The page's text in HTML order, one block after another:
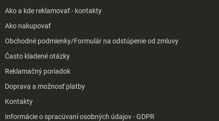
Ako a kde reklamovať - kontakty
Ako nakupovať
Obchodné podmienky/Formulár na odstúpenie od zmluvy
Často kladené otázky
Reklamačný poriadok
Doprava a možnosť platby
Kontakty
Informácie o spracúvaní osobných údajov - GDPR